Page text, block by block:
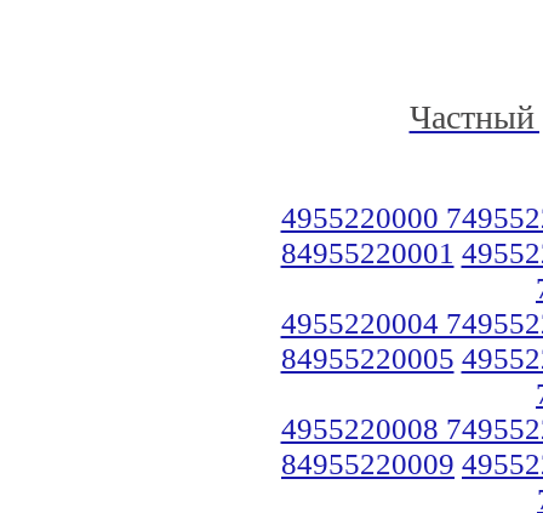
Частный
4955220000
84955220001
4955220004
84955220005
4955220008
84955220009